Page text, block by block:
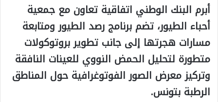
أبرم البنك الوطني اتفاقية تعاون مع جمعية
أحباء الطيور، تضم برنامج رصد الطيور ومتابعة
مسارات هجرتها إلى جانب تطوير بروتوكولات
متطورة لتحليل الحمض النووي للعينات النافقة
وتركيز معرض الصور الفوتوغرافية حول المناطق
الرطبة بتونس.